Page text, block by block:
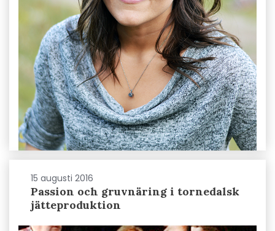
15 augusti 2016
Passion och gruvnäring i tornedalsk
jätteproduktion